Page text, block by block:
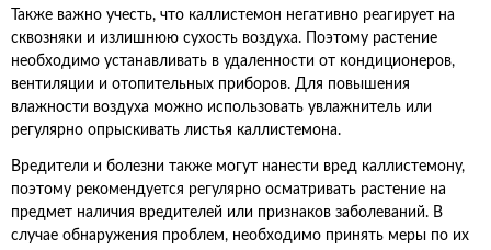
Также важно учесть, что каллистемон негативно реагирует на
сквозняки и излишнюю сухость воздуха. Поэтому растение
необходимо устанавливать в удаленности от кондиционеров,
вентиляции и отопительных приборов. Для повышения
влажности воздуха можно использовать увлажнитель или
регулярно опрыскивать листья каллистемона.
Вредители и болезни также могут нанести вред каллистемону,
поэтому рекомендуется регулярно осматривать растение на
предмет наличия вредителей или признаков заболеваний. В
случае обнаружения проблем, необходимо принять меры по их